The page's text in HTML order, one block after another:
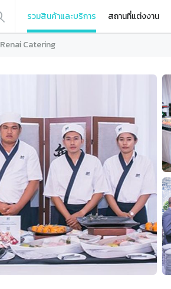
รวมสินค้าและบริการ สถานที่แต่งงาน
Renai Catering